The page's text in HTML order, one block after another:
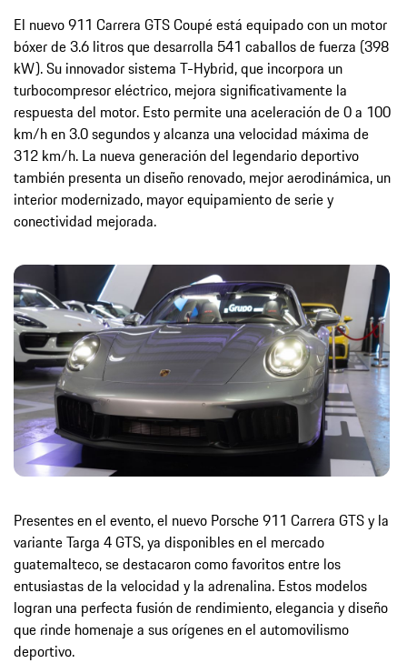
El nuevo 911 Carrera GTS Coupé está equipado con un motor
bóxer de 3.6 litros que desarrolla 541 caballos de fuerza (398
kW). Su innovador sistema T-Hybrid, que incorpora un
turbocompresor eléctrico, mejora significativamente la
respuesta del motor. Esto permite una aceleración de 0 a 100
km/h en 3.0 segundos y alcanza una velocidad máxima de
312 km/h. La nueva generación del legendario deportivo
también presenta un diseño renovado, mejor aerodinámica, un
interior modernizado, mayor equipamiento de serie y
conectividad mejorada.
Presentes en el evento, el nuevo Porsche 911 Carrera GTS y la
variante Targa 4 GTS, ya disponibles en el mercado
guatemalteco, se destacaron como favoritos entre los
entusiastas de la velocidad y la adrenalina. Estos modelos
logran una perfecta fusión de rendimiento, elegancia y diseño
que rinde homenaje a sus orígenes en el automovilismo
deportivo.